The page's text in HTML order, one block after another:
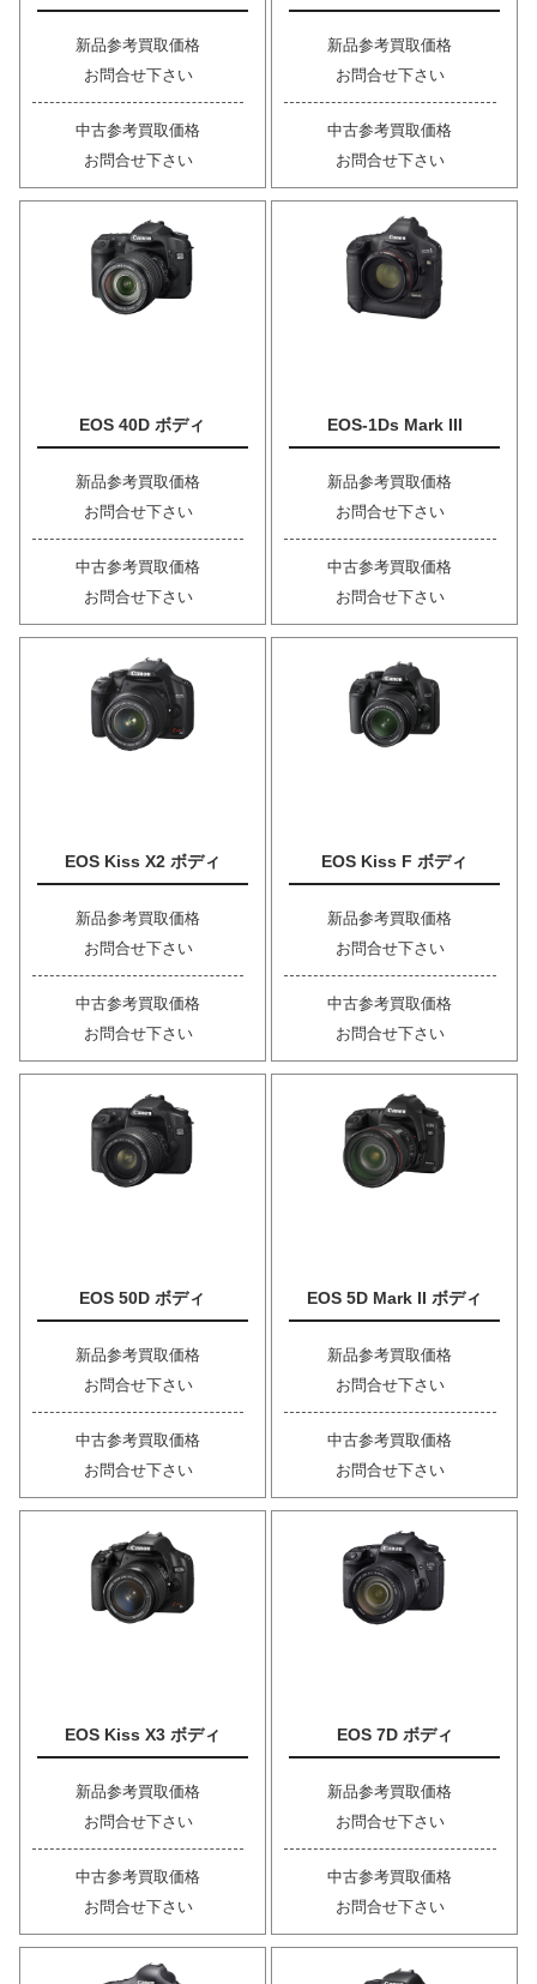
新品参考買取価格
お問合せ下さい
中古参考買取価格
お問合せ下さい
新品参考買取価格
お問合せ下さい
中古参考買取価格
お問合せ下さい
EOS 40D ボディ
新品参考買取価格
お問合せ下さい
中古参考買取価格
お問合せ下さい
EOS-1Ds Mark III
新品参考買取価格
お問合せ下さい
中古参考買取価格
お問合せ下さい
EOS Kiss X2 ボディ
新品参考買取価格
お問合せ下さい
中古参考買取価格
お問合せ下さい
EOS Kiss F ボディ
新品参考買取価格
お問合せ下さい
中古参考買取価格
お問合せ下さい
EOS 50D ボディ
新品参考買取価格
お問合せ下さい
中古参考買取価格
お問合せ下さい
EOS 5D Mark II ボディ
新品参考買取価格
お問合せ下さい
中古参考買取価格
お問合せ下さい
EOS Kiss X3 ボディ
新品参考買取価格
お問合せ下さい
中古参考買取価格
お問合せ下さい
EOS 7D ボディ
新品参考買取価格
お問合せ下さい
中古参考買取価格
お問合せ下さい